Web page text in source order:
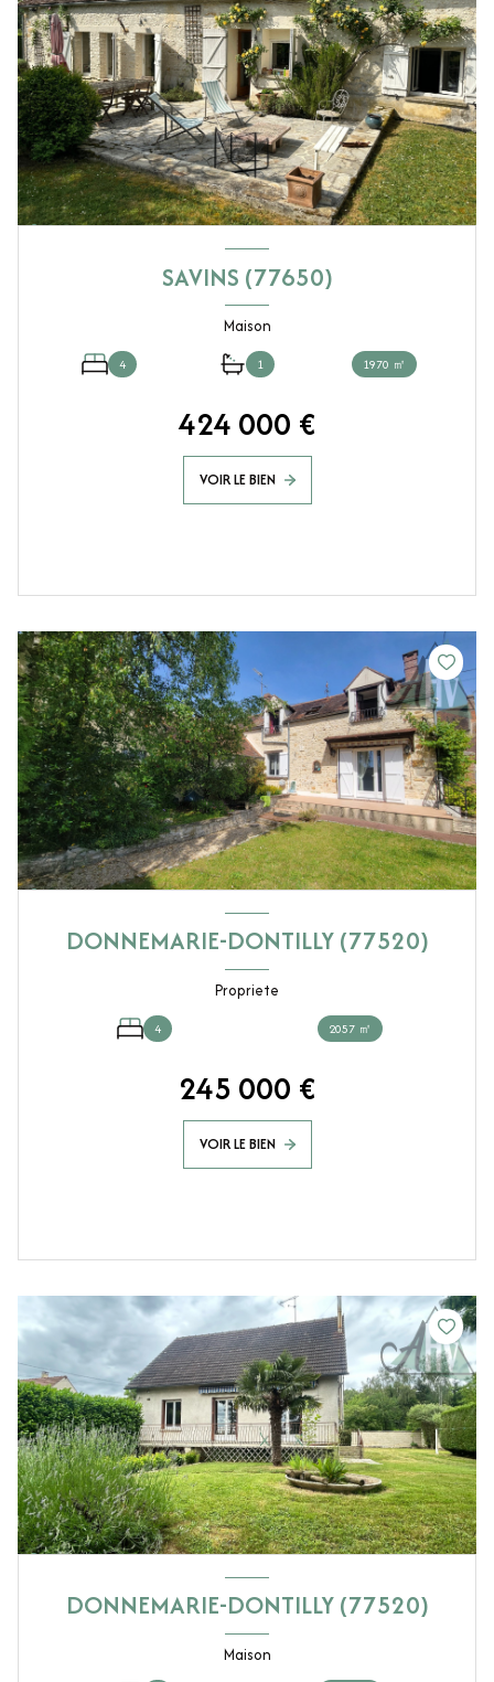
SAVINS (77650)
Maison
4 1 1970 ㎡
424 000 €
VOIR LE BIEN
DONNEMARIE-DONTILLY (77520)
Propriete
4 2057 ㎡
245 000 €
VOIR LE BIEN
DONNEMARIE-DONTILLY (77520)
Maison